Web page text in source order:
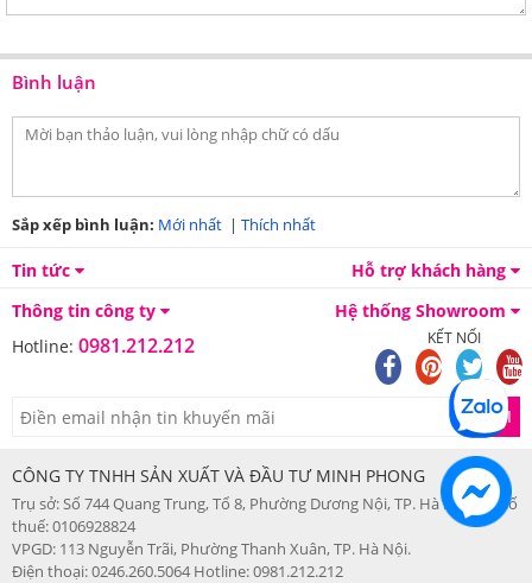
Màu sắc nhẹ nhàng
Bình luận
Sắp xếp bình luận: Mới nhất | Thích nhất
Tin tức
Hỗ trợ khách hàng
Thông tin công ty
Hệ thống Showroom
Hotline: 0981.212.212 KẾT NỐI
GỬI
CÔNG TY TNHH SẢN XUẤT VÀ ĐẦU TƯ MINH PHONG
Trụ sở: Số 744 Quang Trung, Tổ 8, Phường Dương Nội, TP. Hà Nội. Mã số
thuế: 0106928824
VPGD: 113 Nguyễn Trãi, Phường Thanh Xuân, TP. Hà Nội.
Điện thoại: 0246.260.5064 Hotline: 0981.212.212